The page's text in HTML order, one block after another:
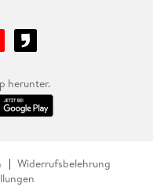
herunter.
Widerrufsbelehrung